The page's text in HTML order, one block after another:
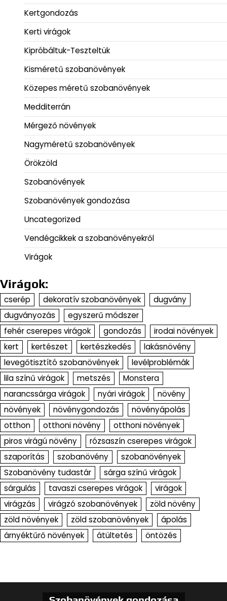
Kertgondozás
Kerti virágok
Kipróbáltuk-Teszteltük
Kisméretű szobanövények
Közepes méretű szobanövények
Medditerrán
Mérgező növények
Nagyméretű szobanövények
Örökzöld
Szobanövények
Szobanövények gondozása
Uncategorized
Vendégcikkek a szobanövényekről
Virágok
Virágok:
cserép dekoratív szobanövények
dugvány
dugványozás
egyszerű módszer
fehér cserepes virágok
gondozás
irodai növények
kert
kertészet kertészkedés
lakásnövény
levegőtisztító szobanövények
levélproblémák
lila színű virágok
metszés
Monstera
narancssárga virágok
nyári virágok
növény
növények
növénygondozás
növényápolás
otthon
otthoni növény
otthoni növények
piros virágú növény
rózsaszín cserepes virágok
szaporítás
szobanövény
szobanövények
Szobanövény tudastár
sárga színű virágok
sárgulás
tavaszi cserepes virágok
virágok
virágzás
virágzó szobanövények
zöld növény
zöld növények
zöld szobanövények
ápolás
árnyéktűrő növények
átültetés öntözés